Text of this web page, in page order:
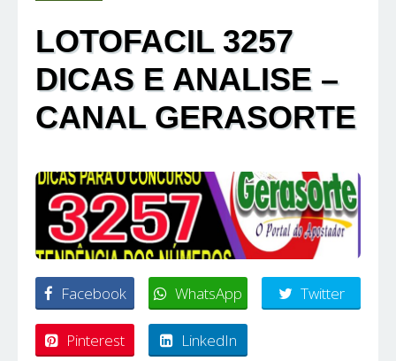
LOTOFACIL 3257
DICAS E ANALISE –
CANAL GERASORTE
Facebook WhatsApp Twitter
Pinterest LinkedIn